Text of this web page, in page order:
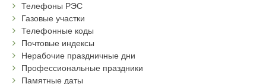
Телефоны РЭС
Газовые участки
Телефонные коды
Почтовые индексы
Нерабочие праздничные дни
Профессиональные праздники
Памятные даты